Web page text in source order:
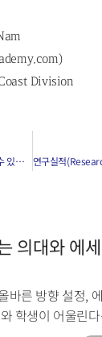
Division
시민권자만 의대에 진학할 수 있나요?
의대와 에
바른 방향 설정,
학생이 어울린